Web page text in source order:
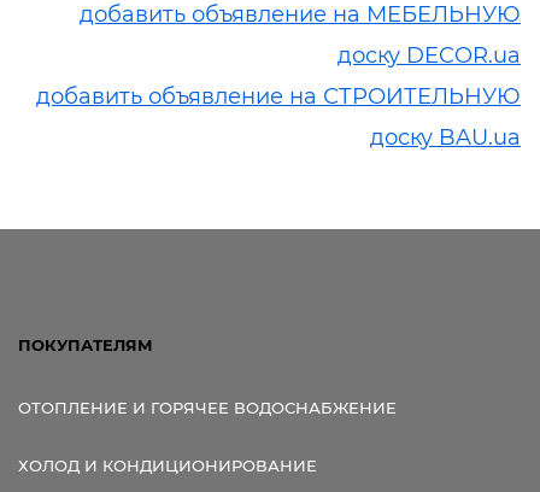
добавить объявление на МЕБЕЛЬНУЮ
доску DECOR.ua
добавить объявление на СТРОИТЕЛЬНУЮ
доску BAU.ua
ПОКУПАТЕЛЯМ
ОТОПЛЕНИЕ И ГОРЯЧЕЕ ВОДОСНАБЖЕНИЕ
ХОЛОД И КОНДИЦИОНИРОВАНИЕ